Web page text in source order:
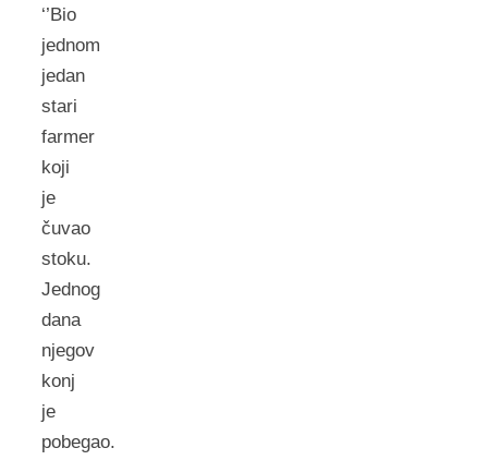
‘’Bio
jednom
jedan
stari
farmer
koji
je
čuvao
stoku.
Jednog
dana
njegov
konj
je
pobegao.